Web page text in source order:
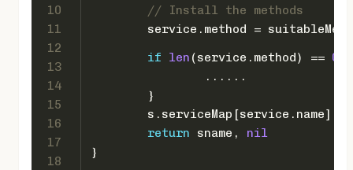
10
11
12
13
14
15
16
17
18
// Install the methods
service.method =
if
len (service.method) == 0
		......
	}
s.serviceMap[service.name] =
return sname, nil
}